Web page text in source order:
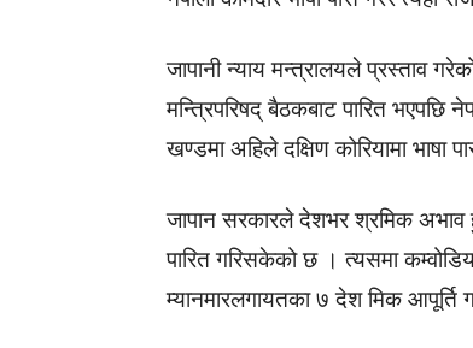
जापानी न्याय मन्त्रालयले प्रस्ताव
मन्त्रिपरिषद् बैठकबाट पारित भएपछि
खण्डमा अहिले दक्षिण कोरियामा भाषा
जापान सरकारले देशभर श्रमिक अभाव
पारित गरिसकेको छ । त्यसमा
म्यानमारलगायतका ७ देश मिक आपूर्ति